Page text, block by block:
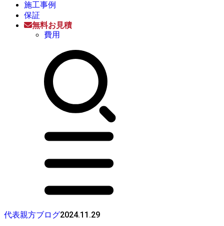
施工事例
保証
無料お見積
費用
代表親方ブログ2024.11.29